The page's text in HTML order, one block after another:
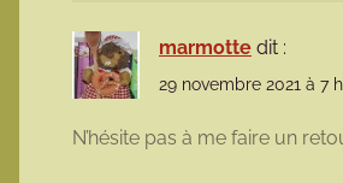
marmotte dit :
29 novembre 2021 à 7
N’hésite pas à me faire un